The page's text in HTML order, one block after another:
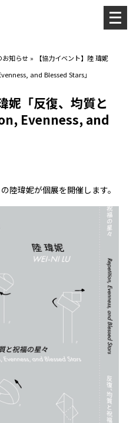
お知らせ »
【協力イベント】陸 瑋妮
and Blessed Stars」
妮「反復、均質と
Evenness, and
陸瑋妮が個展を開催します。
メ
ニ
ー
開
く